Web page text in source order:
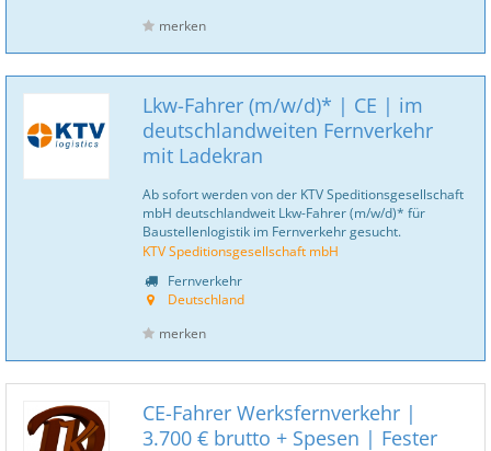
merken
Lkw-Fahrer (m/w/d)* | CE | im
deutschlandweiten Fernverkehr
mit Ladekran
Ab sofort werden von der KTV Speditionsgesellschaft
mbH deutschlandweit Lkw-Fahrer (m/w/d)* für
Baustellenlogistik im Fernverkehr gesucht.
KTV Speditionsgesellschaft mbH
Fernverkehr
Deutschland
merken
CE-Fahrer Werksfernverkehr |
3.700 € brutto + Spesen | Fester